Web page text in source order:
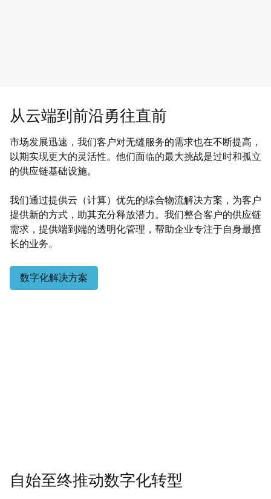
从云端到前沿勇往直前
市场发展迅速，我们客户对无缝服务的需求也在不断提高，
以期实现更大的灵活性。他们面临的最大挑战是过时和孤立
的供应链基础设施。
我们通过提供云（计算）优先的综合物流解决方案，为客户
提供新的方式，助其充分释放潜力。我们整合客户的供应链
需求，提供端到端的透明化管理，帮助企业专注于自身最擅
长的业务。
数字化解决方案
自始至终推动数字化转型